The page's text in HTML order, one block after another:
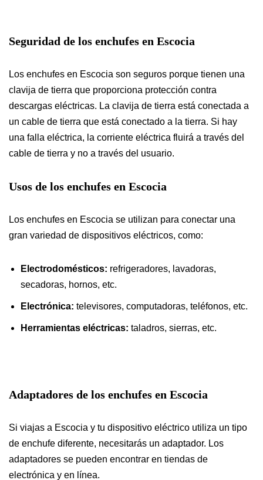
Seguridad de los enchufes en Escocia
Los enchufes en Escocia son seguros porque tienen una
clavija de tierra que proporciona protección contra
descargas eléctricas. La clavija de tierra está conectada a
un cable de tierra que está conectado a la tierra. Si hay
una falla eléctrica, la corriente eléctrica fluirá a través del
cable de tierra y no a través del usuario.
Usos de los enchufes en Escocia
Los enchufes en Escocia se utilizan para conectar una
gran variedad de dispositivos eléctricos, como:
Electrodomésticos: refrigeradores, lavadoras,
secadoras, hornos, etc.
Electrónica: televisores, computadoras, teléfonos, etc.
Herramientas eléctricas: taladros, sierras, etc.
Adaptadores de los enchufes en Escocia
Si viajas a Escocia y tu dispositivo eléctrico utiliza un tipo
de enchufe diferente, necesitarás un adaptador. Los
adaptadores se pueden encontrar en tiendas de
electrónica y en línea.